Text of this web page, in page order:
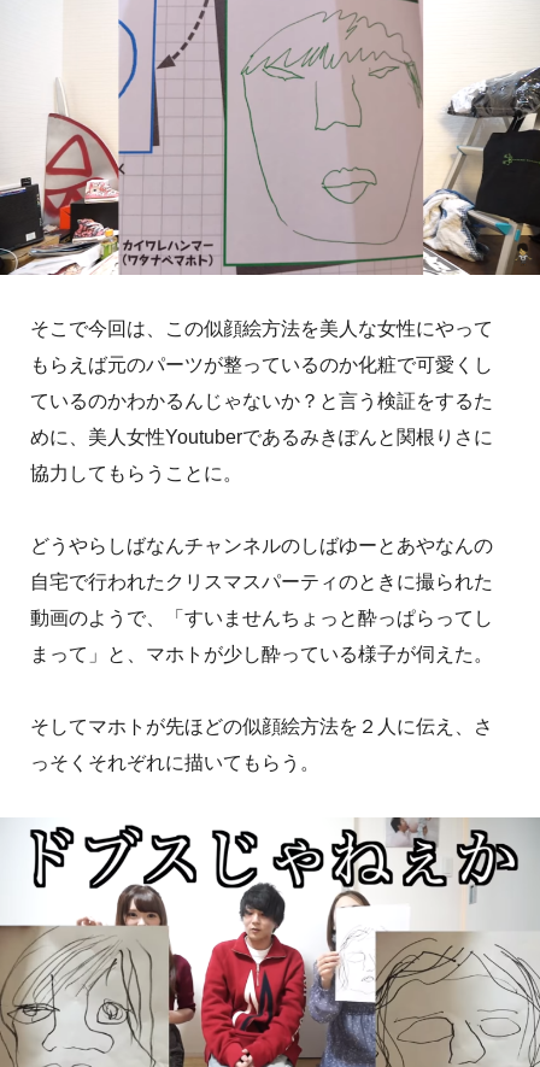
そこで今回は、この似顔絵方法を美人な女性にやって
もらえば元のパーツが整っているのか化粧で可愛くし
ているのかわかるんじゃないか？と言う検証をするた
めに、美人女性Youtuberであるみきぽんと関根りさに
協力してもらうことに。
どうやらしばなんチャンネルのしばゆーとあやなんの
自宅で行われたクリスマスパーティのときに撮られた
動画のようで、「すいませんちょっと酔っぱらってし
まって」と、マホトが少し酔っている様子が伺えた。
そしてマホトが先ほどの似顔絵方法を２人に伝え、さ
っそくそれぞれに描いてもらう。